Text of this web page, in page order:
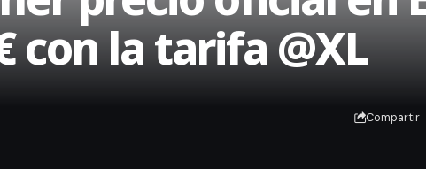
con la tarifa @XL
Compartir